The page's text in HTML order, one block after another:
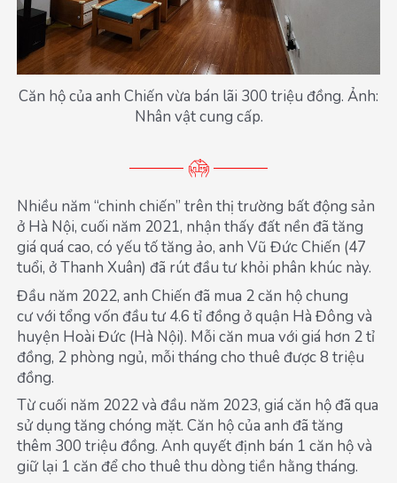
Căn hộ của anh Chiến vừa bán lãi 300 triệu đồng. Ảnh:
Nhân vật cung cấp.
Nhiều năm “chinh chiến” trên thị trường bất động sản
ở Hà Nội, cuối năm 2021, nhận thấy đất nền đã tăng
giá quá cao, có yếu tố tăng ảo, anh Vũ Đức Chiến (47
tuổi, ở Thanh Xuân) đã rút đầu tư khỏi phân khúc này.
Đầu năm 2022, anh Chiến đã mua 2 căn hộ chung
cư với tổng vốn đầu tư 4.6 tỉ đồng ở quận Hà Đông và
huyện Hoài Đức (Hà Nội). Mỗi căn mua với giá hơn 2 tỉ
đồng, 2 phòng ngủ, mỗi tháng cho thuê được 8 triệu
đồng.
Từ cuối năm 2022 và đầu năm 2023, giá căn hộ đã qua
sử dụng tăng chóng mặt. Căn hộ của anh đã tăng
thêm 300 triệu đồng. Anh quyết định bán 1 căn hộ và
giữ lại 1 căn để cho thuê thu dòng tiền hằng tháng.